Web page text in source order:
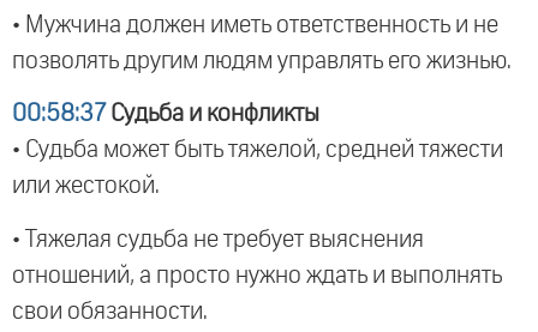
• Мужчина должен иметь ответственность и не
позволять другим людям управлять его жизнью.
00:58:37 Судьба и конфликты
• Судьба может быть тяжелой, средней тяжести
или жестокой.
• Тяжелая судьба не требует выяснения
отношений, а просто нужно ждать и выполнять
свои обязанности.